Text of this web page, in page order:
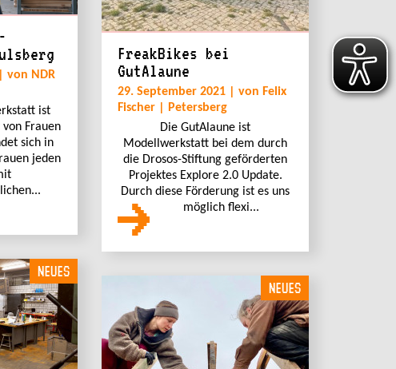
von NDR
ist
Frauen
sich in
jeden
FreakBikes bei
GutAlaune
29. September 2021 | von Felix
Fischer | Petersberg
Die GutAlaune ist
Modellwerkstatt bei dem durch
die Drosos-Stiftung geförderten
Projektes Explore 2.0 Update.
Durch diese Förderung ist es uns
möglich flexi...
NEUES
NEUES